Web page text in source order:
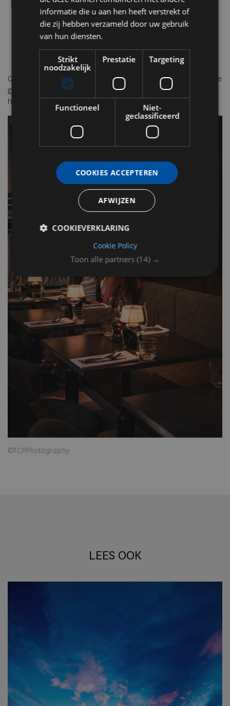
26 juni – Pre-Summer Penthouse Event: ontdek het nieuwe
dakterras
10 juli – Pre-event North Sea Round Town met live muziek
10 & 18 september – Culinaire pre-tasting en opening Mies
Elk kwartaal – Vernieuwde kunstexpo met vrouwelijke
Ontdek Morgan & Mees via
morganandmees.comen ervaar zelf hoe
gastvrijheid, design en culturele verdieping samenkomen in het
hart van Rotterdam.
©TCPPhotography
LEES OOK
informatie die u aan hen heeft verstrekt of
die zij hebben verzameld door uw gebruik
van hun diensten.
Toon alle partners (14) →
Strikt
noodzakelijk
Prestatie Targeting
Functioneel
Niet-
geclassificeerd
COOKIES ACCEPTEREN
AFWIJZEN
COOKIEVERKLARING
Cookie Policy